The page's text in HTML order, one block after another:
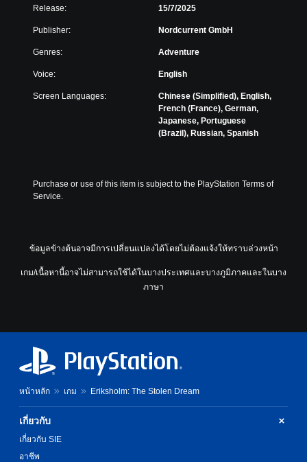
Release: 15/7/2025
Publisher: Nordcurrent GmbH
Genres: Adventure
Voice: English
Screen Languages:
Chinese (Simplified), English,
French (France), German,
Japanese, Portuguese
(Brazil), Russian, Spanish
Purchase or use of this item is subject to the PlayStation Terms of
Service.
ข้อมูลข้างต้นอาจมีการเปลี่ยนแปลงได้โดยไม่ต้องแจ้งให้ทราบล่วงหน้า
เกม/เนื้อหานี้อาจไม่สามารถใช้ได้ในบางประเทศและบางภูมิภาคและในบาง
ภาษา
หน้าหลัก เกม Eriksholm: The Stolen Dream
เกี่ยวกับ
เกี่ยวกับ SIE
อาชีพ